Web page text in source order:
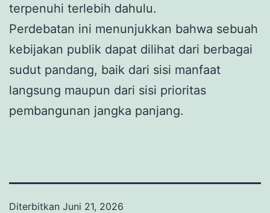
terpenuhi terlebih dahulu.
Perdebatan ini menunjukkan bahwa sebuah
kebijakan publik dapat dilihat dari berbagai
sudut pandang, baik dari sisi manfaat
langsung maupun dari sisi prioritas
pembangunan jangka panjang.
Diterbitkan Juni 21, 2026